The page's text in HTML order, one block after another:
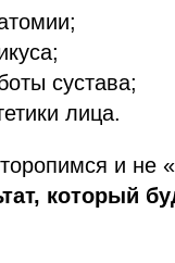
сустава;
лица.
и не
который